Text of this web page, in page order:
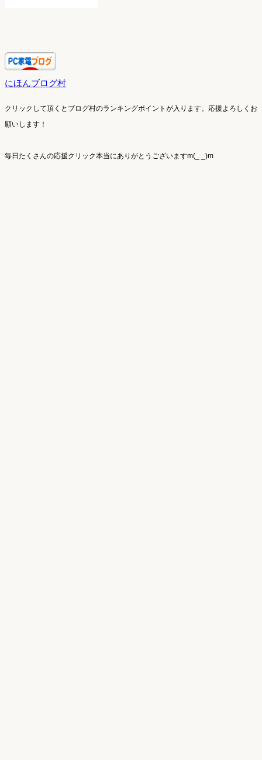
にほんブログ村
クリックして頂くとブログ村のランキングポイントが入ります。 応援よろしくお
願いします！
毎日たくさんの応援クリック本当にありがとうございますm(_ _)m